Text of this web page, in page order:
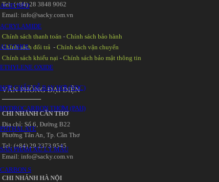
ACID BÉO
ACRYLAMIDE
ALCOHOL
ETHYLENE OXIDE
HỢP CHẤT DỄ BAY HƠI (VOC)
HYDROCARBON THƠM (PAH)
PHTHALATE
SẢN PHẨM XỬ LÝ MẪU
CARBON S
Tel: (+84) 28 3848 9062
Email: info@sacky.com.vn
Chính sách thanh toán -Chính sách bảo hành
Chính sách đổi trả -Chính sách vận chuyển
Chính sách khiếu nại -Chính sách bảo mật thông tin
VĂN PHÒNG ĐẠI DIỆN
CHI NHÁNH CẦN THƠ
Địa chỉ: Số 6‚ Đường B22
Phường Tân An‚ Tp. Cần Thơ
Tel: (+84) 29 2373 9545
Email: info@sacky.com.vn
CHI NHÁNH HÀ NỘI